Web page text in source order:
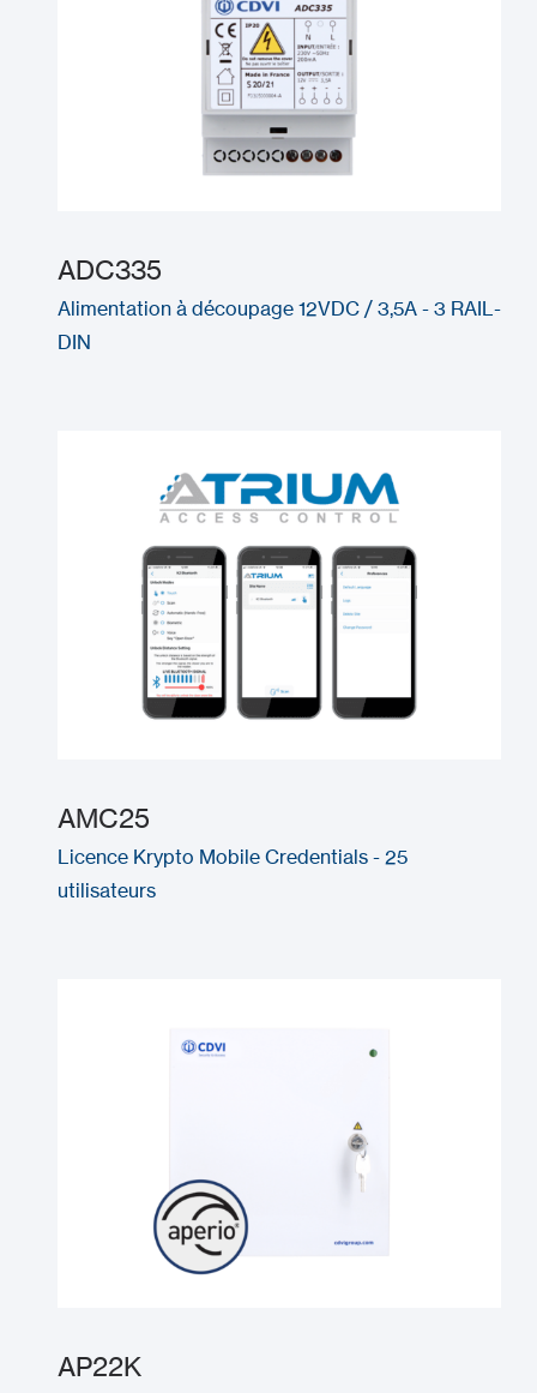
ADC335
Alimentation à découpage 12VDC / 3,5A - 3 RAIL-
DIN
AMC25
Licence Krypto Mobile Credentials - 25
utilisateurs
AP22K